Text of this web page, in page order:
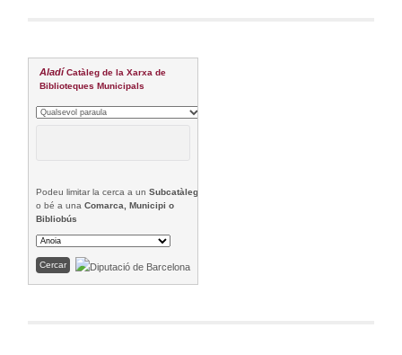
Aladí Catàleg de la Xarxa de
Biblioteques Municipals
Podeu limitar la cerca a unSubcatàleg
o bé a unaComarca, Municipi o
Bibliobús